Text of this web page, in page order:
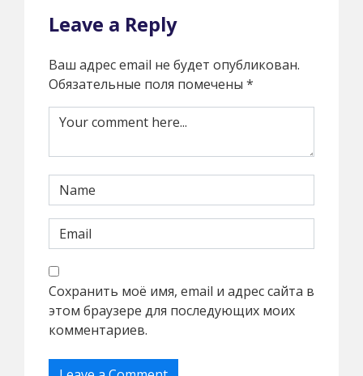
Leave a Reply
Ваш адрес email не будет опубликован.
Обязательные поля помечены *
Сохранить моё имя, email и адрес сайта в
этом браузере для последующих моих
комментариев.